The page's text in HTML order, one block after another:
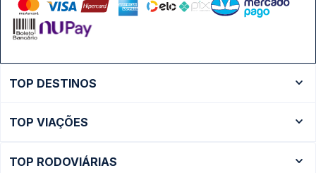
TOP DESTINOS
Ônibus São Paulo
TOP VIAÇÕES
TOP RODOVIÁRIAS